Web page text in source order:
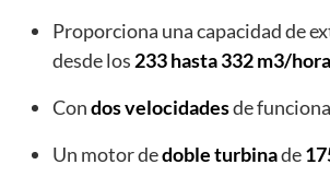
Proporciona una capacidad de
desde los 233 hasta 332 m3/hora
Condosvelocidadesde
Un motor dedoble turbinade